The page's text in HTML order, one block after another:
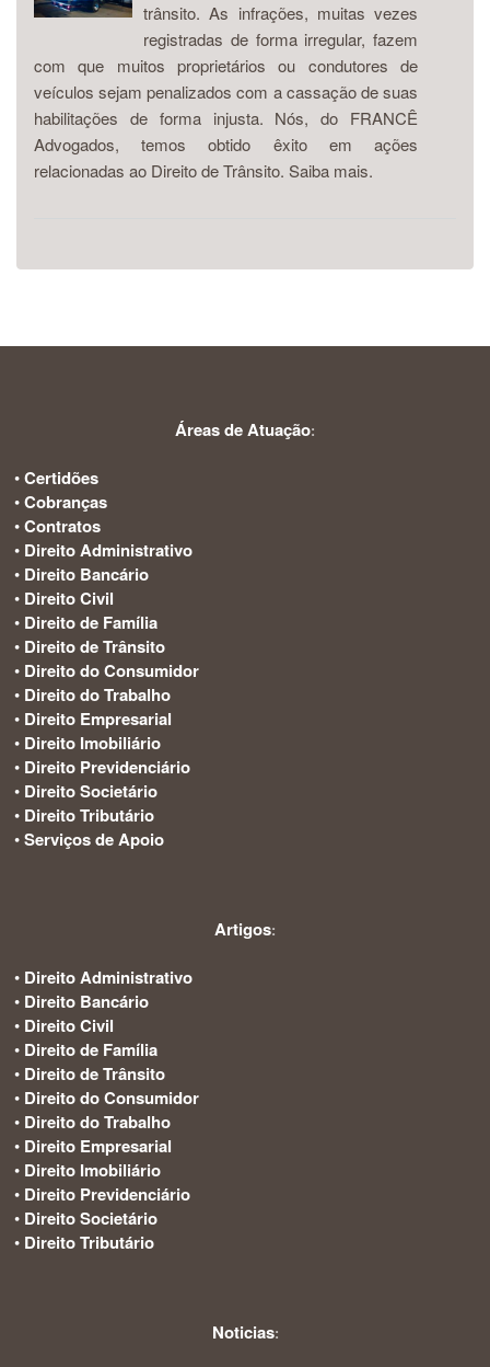
trânsito. As infrações, muitas vezes
registradas de forma irregular, fazem
com que muitos proprietários ou condutores de
veículos sejam penalizados com a cassação de suas
habilitações de forma injusta. Nós, do FRANCÊ
Advogados, temos obtido êxito em ações
relacionadas ao Direito de Trânsito. Saiba mais.
Áreas de Atuação:
•Certidões
•Cobranças
•Contratos
• Direito Administrativo
• Direito Bancário
• Direito Civil
• Direito de Família
• Direito de Trânsito
• Direito do Consumidor
• Direito do Trabalho
• Direito Empresarial
• Direito Imobiliário
• Direito Previdenciário
• Direito Societário
• Direito Tributário
•Serviços de Apoio
Artigos:
• Direito Administrativo
• Direito Bancário
• Direito Civil
• Direito de Família
• Direito de Trânsito
• Direito do Consumidor
• Direito do Trabalho
• Direito Empresarial
• Direito Imobiliário
• Direito Previdenciário
• Direito Societário
• Direito Tributário
Noticias: